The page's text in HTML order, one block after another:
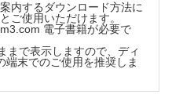
希子，平岩幹男）
内するダウンロード方法に
ご使用いただけます。
電子書籍が必要で
で表示しますので、ディ
端末でのご使用を推奨しま